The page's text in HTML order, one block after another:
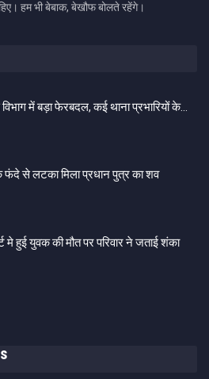
हम भी बेबाक, बेखौफ बोलते रहेंगे।
में बड़ा फेरबदल, कई थाना प्रभारियों के…
फंदे से लटका मिला प्रधान पुत्र का शव
मे हुई युवक की मौत पर परिवार ने जताई शंका